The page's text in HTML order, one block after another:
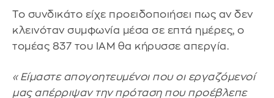
Το συνδικάτο είχε προειδοποιήσει πως αν δεν
κλεινόταν συμφωνία μέσα σε επτά ημέρες, ο
τομέας 837 του IAM θα κήρυσσε απεργία.
«Είμαστε απογοητευμένοι που οι εργαζόμενοί
μας απέρριψαν την πρόταση που προέβλεπε